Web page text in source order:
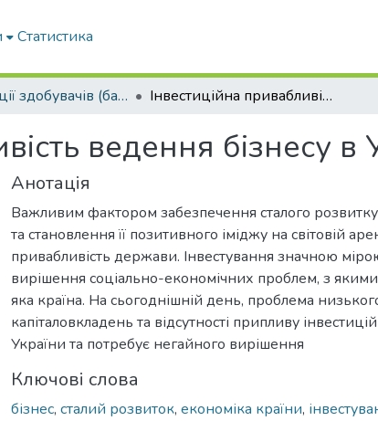
Статистика
Публікації здобувачів (бакалаврів. магістрів, аспірантів) Інвестиційна привабливість ведення бізнесу в Україні
ведення бізнесу в
Анотація
Важливим фактором забезпечення сталого
та становлення її позитивного іміджу на світовій
привабливість держави. Інвестування значною
вирішення соціально-економічних проблем, з
яка країна. На сьогоднішній день, проблема
капіталовкладень та відсутності припливу
України та потребує негайного вирішення
Ключові слова
бізнес, сталий розвиток, економіка країни,